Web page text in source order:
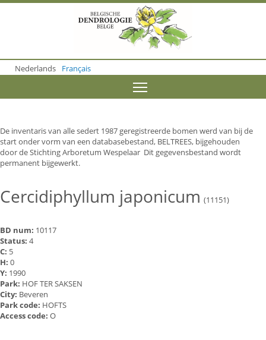
o
m
o
n
t
e
n
Nederlands Français
De inventaris van alle sedert 1987 geregistreerde bomen werd van bij de
start onder vorm van een databasebestand, BELTREES, bijgehouden
door de Stichting Arboretum Wespelaar Dit gegevensbestand wordt
permanent bijgewerkt.
Cercidiphyllum japonicum (11151)
BD num: 10117
Status: 4
C: 5
H: 0
Y: 1990
Park: HOF TER SAKSEN
City: Beveren
Park code: HOFTS
Access code: O